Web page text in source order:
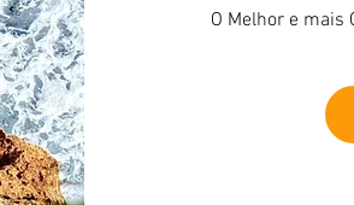
O Melhor e mais